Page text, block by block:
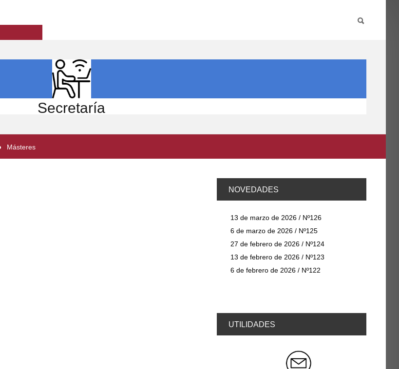
Secretaría
Másteres
NOVEDADES
13 de marzo de 2026 / Nº126
6 de marzo de 2026 / Nº125
27 de febrero de 2026 / Nº124
13 de febrero de 2026 / Nº123
6 de febrero de 2026 / Nº122
UTILIDADES